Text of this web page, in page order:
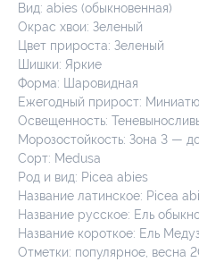
Вид: abies (обыкновенная)
Окрас хвои: Зеленый
Цвет прироста: Зеленый
Шишки: Яркие
Форма: Шаровидная
Ежегодный прирост:
Освещенность:
Морозостойкость: Зона 3 —
Сорт: Medusa
Род и вид: Picea abies
Название латинское: Picea
Название русское: Ель
Название короткое: Ель
Отметки: популярное, весна